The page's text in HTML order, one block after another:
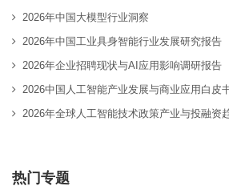
2026年中国大模型行业洞察
2026年中国工业具身智能行业发展研究报告
2026年企业招聘现状与AI应用影响调研报告
2026中国人工智能产业发展与商业应用白皮
2026年全球人工智能技术政策产业与投融资
热门专题